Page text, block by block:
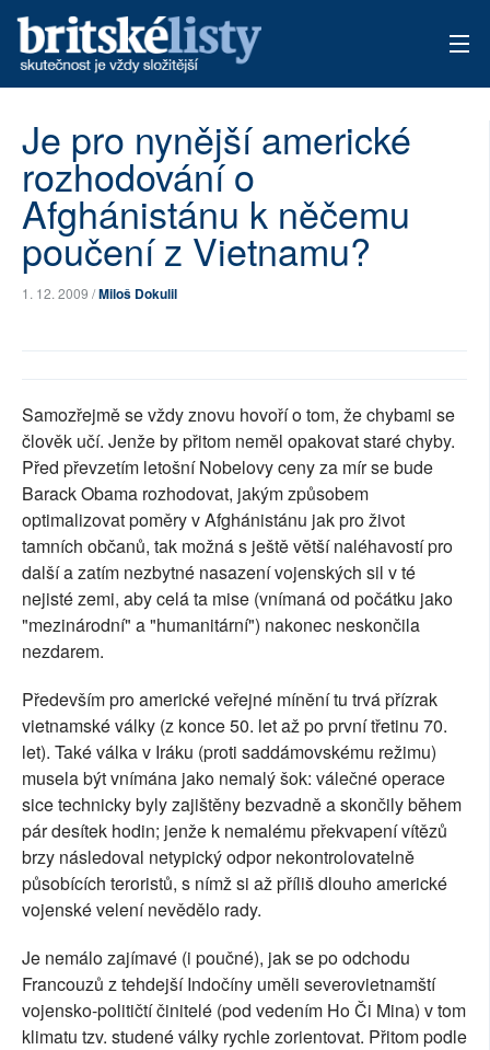
ARCHIV
TÉMATA
AUTOŘI
Je pro nynější americké
rozhodování o
Afghánistánu k něčemu
poučení z Vietnamu?
1. 12. 2009 /Miloš Dokulil
Samozřejmě se vždy znovu hovoří o tom, že chybami se
člověk učí. Jenže by přitom neměl opakovat staré chyby.
Před převzetím letošní Nobelovy ceny za mír se bude
Barack Obama rozhodovat, jakým způsobem
optimalizovat poměry v Afghánistánu jak pro život
tamních občanů, tak možná s ještě větší naléhavostí pro
další a zatím nezbytné nasazení vojenských sil v té
nejisté zemi, aby celá ta mise (vnímaná od počátku jako
"mezinárodní" a "humanitární") nakonec neskončila
nezdarem.
Především pro americké veřejné mínění tu trvá přízrak
vietnamské války (z konce 50. let až po první třetinu 70.
let). Také válka v Iráku (proti saddámovskému režimu)
musela být vnímána jako nemalý šok: válečné operace
sice technicky byly zajištěny bezvadně a skončily během
pár desítek hodin; jenže k nemalému překvapení vítězů
brzy následoval netypický odpor nekontrolovatelně
působících teroristů, s nímž si až příliš dlouho americké
vojenské velení nevědělo rady.
Je nemálo zajímavé (i poučné), jak se po odchodu
Francouzů z tehdejší Indočíny uměli severovietnamští
vojensko-političtí činitelé (pod vedením Ho Či Mina) v tom
klimatu tzv. studené války rychle zorientovat. Přitom podle